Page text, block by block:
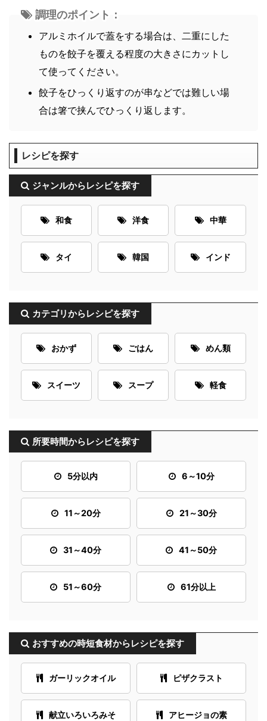
調理のポイント：
アルミホイルで蓋をする場合は、二重にした
ものを餃子を覆える程度の大きさにカットし
て使ってください。
餃子をひっくり返すのが串などでは難しい場
合は箸で挟んでひっくり返します。
レシピを探す
ジャンルからレシピを探す
和食 洋食 中華
タイ 韓国 インド
カテゴリからレシピを探す
おかず ごはん めん類
スイーツ スープ 軽食
所要時間からレシピを探す
5分以内 6～10分
11～20分 21～30分
31～40分 41～50分
51～60分 61分以上
おすすめの時短食材からレシピを探す
ガーリックオイル ピザクラスト
献立いろいろみそ アヒージョの素